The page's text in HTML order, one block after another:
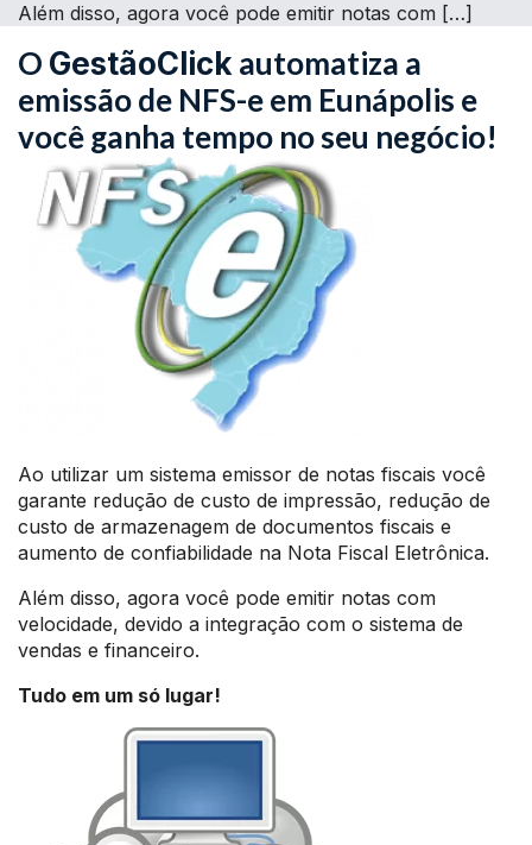
Além disso, agora você pode emitir notas com […]
O GestãoClick automatiza a
emissão de NFS-e em Eunápolis e
você ganha tempo no seu negócio!
Ao utilizar um sistema emissor de notas fiscais você
garante redução de custo de impressão, redução de
custo de armazenagem de documentos fiscais e
aumento de confiabilidade na Nota Fiscal Eletrônica.
Além disso, agora você pode emitir notas com
velocidade, devido a integração com o sistema de
vendas e financeiro.
Tudo em um só lugar!